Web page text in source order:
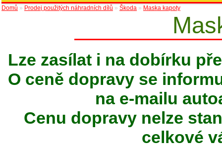
Domů » Prodej použitých náhradních dílů » Škoda » Maska kapoty
Lze zasílat i na dobírku
O ceně dopravy se
na e-mailu
Cenu dopravy nelze
celkové